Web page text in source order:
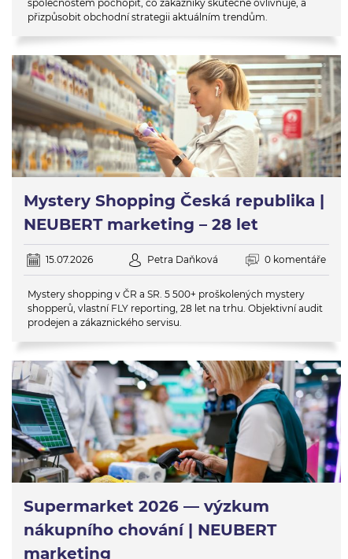
společnostem pochopit, co zákazníky skutečně ovlivňuje, a
přizpůsobit obchodní strategii aktuálním trendům.
Mystery Shopping Česká republika |
NEUBERT marketing – 28 let
15.07.2026 Petra Daňková 0 komentáře
Mystery shopping v ČR a SR. 5 500+ proškolených mystery
shopperů, vlastní FLY reporting, 28 let na trhu. Objektivní audit
prodejen a zákaznického servisu.
Supermarket 2026 — výzkum
nákupního chování | NEUBERT
marketing